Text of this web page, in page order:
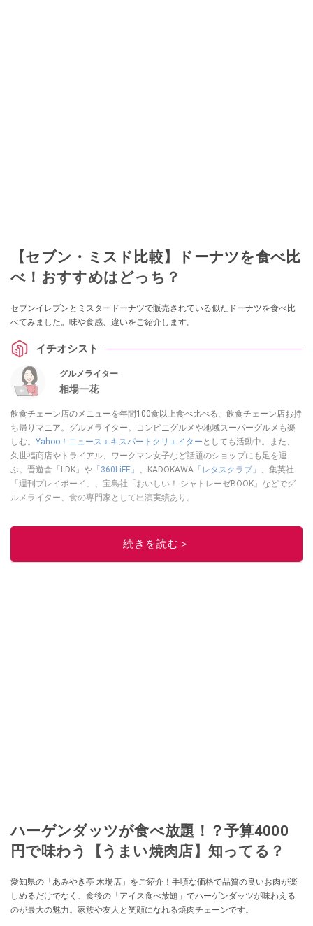
【セブン・ミスド比較】ドーナツを食べ比
べ！おすすめはどっち？
セブンイレブンとミスタードーナツで販売されている似たドーナツを食べ比
べてみました。味や食感、違いをご紹介します。
イチオシスト
グルメライター
相場一花
飲食チェーン店のメニューを年間100食以上食べ比べる、飲食チェーン店お持
ち帰りマニア。グルメライター。コンビニグルメや地域スーパーグルメも楽
しむ。 Yahoo！ニュースエキスパートクリエイター としても活動中。また、
久世福商店やトライアル、ワークマン女子など話題のショップにも足を運
ぶ。晋遊舎「LDK」や 「360LiFE」 、KADOKAWA 「レタスクラブ」 、集英社
「週刊プレイボーイ」、宝島社「おいしい！ シャトレーゼBOOK」などでグ
ルメライター、食の専門家として出演実績あり。
続きを読む＞
ハーゲンダッツが食べ放題！？予算4000
円で味わう【うまい焼肉店】知ってる？
愛知県の「あみやき亭 木場店」をご紹介！手頃な価格で品質の良いお肉が楽
しめるだけでなく、食後の「アイス食べ放題」でハーゲンダッツが味わえる
のが最大の魅力。家族や友人と笑顔になれる焼肉チェーンです。